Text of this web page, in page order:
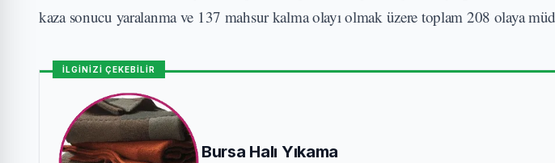
kaza sonucu yaralanma ve 137 mahsur kalma olayı olmak üzere toplam 208 olaya
İLGİNİZİ ÇEKEBİLİR
Bursa Halı Yıkama